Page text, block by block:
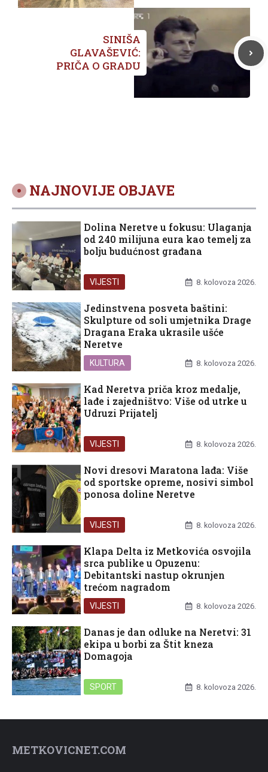
SINIŠA
GLAVAŠEVIĆ:
PRIČA O GRADU
NAJNOVIJE OBJAVE
Dolina Neretve u fokusu: Ulaganja
od 240 milijuna eura kao temelj za
bolju budućnost građana
VIJESTI 8. kolovoza 2026.
Jedinstvena posveta baštini:
Skulpture od soli umjetnika Drage
Dragana Eraka ukrasile ušće
Neretve
KULTURA 8. kolovoza 2026.
Kad Neretva priča kroz medalje,
lađe i zajedništvo: Više od utrke u
Udruzi Prijatelj
VIJESTI 8. kolovoza 2026.
Novi dresovi Maratona lađa: Više
od sportske opreme, nosivi simbol
ponosa doline Neretve
VIJESTI 8. kolovoza 2026.
Klapa Delta iz Metkovića osvojila
srca publike u Opuzenu:
Debitantski nastup okrunjen
trećom nagradom
VIJESTI 8. kolovoza 2026.
Danas je dan odluke na Neretvi: 31
ekipa u borbi za Štit kneza
Domagoja
SPORT 8. kolovoza 2026.
METKOVICNET.COM